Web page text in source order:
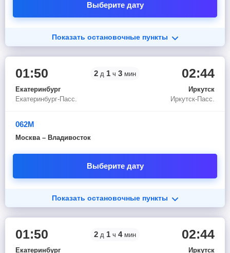
Выберите дату
Показать остановочные пункты
01:50
Екатеринбург
Екатеринбург-Пасс.
2 д 1 ч 3 мин 02:44
Иркутск
Иркутск-Пасс.
062М
Москва – Владивосток
Выберите дату
Показать остановочные пункты
01:50
Екатеринбург
2 д 1 ч 4 мин 02:44
Иркутск